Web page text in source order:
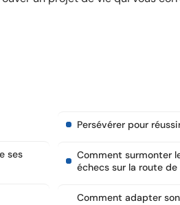
ses
Persévérer pour
Comment surmonter
échecs sur la route
Comment adapter